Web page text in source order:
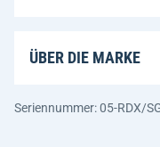
ÜBER DIE MARKE
Seriennummer: 05-RDX/